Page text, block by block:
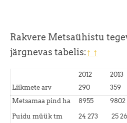
Rakvere Metsaühistu
järgnevas tabelis:↑ ↑
2012 2013
Liikmete arv
290 359
Metsamaa pind ha
8955 9802
Puidu müük tm 24 273 25